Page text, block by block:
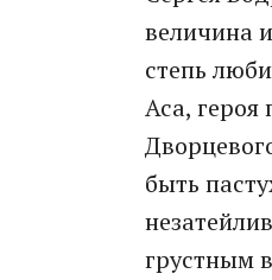
величина
степь
Аса, героя
быть
грустным